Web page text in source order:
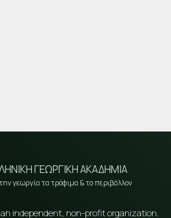
ΓΕΩΡΓΙΚΗ ΑΚΑΔΗΜΙΑ
γεωργία τα τρόφιμα & το περιβάλλον
an independent, non-profit organization.